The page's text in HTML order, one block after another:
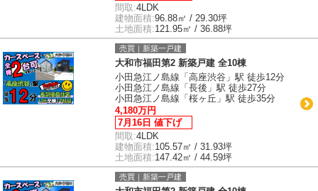
間取:4LDK
建物面積:96.88㎡ / 29.30坪
土地面積:121.95㎡ / 36.88坪
売買｜新築一戸建
大和市福田第2 新築戸建 全10棟
小田急江ノ島線「高座渋谷」駅 徒歩12分
小田急江ノ島線「長後」駅 徒歩27分
小田急江ノ島線「桜ヶ丘」駅 徒歩35分
4,180万円
7月16日 値下げ
間取:4LDK
建物面積:105.57㎡ / 31.93坪
土地面積:147.42㎡ / 44.59坪
売買｜新築一戸建